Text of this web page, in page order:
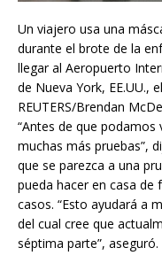
Un viajero usa una
durante el brote de la
llegar al Aeropuerto
de Nueva York, EE.UU.,
REUTERS/Brendan
“Antes de que podamos
muchas más pruebas”,
que se parezca a una
pueda hacer en casa de
casos. “Esto ayudará a
del cual cree que
séptima parte”, aseguró.